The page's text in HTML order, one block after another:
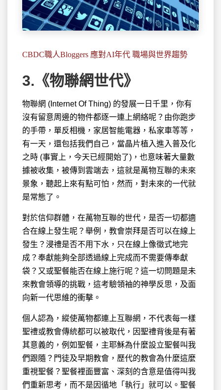
CBDC職人Bloggers 應對AI年代 職場與世界趨勢
3.《物聯網世代》
物聯網 (Internet Of Thing) 的發展一日千里，你有
沒有留意周邊的物件都逐一連上網絡呢？由你跑步
的手帶，單反相機，家居智能電器，私家車等等，
有一天，還包括我們自己，當晶片植入進入普及化
之時 (事實上，今天已經開始了)，也意味著大量數
據被收集，被傳到雲端去，這就是萬物互聯的未來
景象，聽起上來有點可怕，然而，對未來的一代就
是常態了。
對於信仰群體，在萬物互聯的世代，是否一切都適
合在線上發生呢？舉例，教會崇拜是否可以在線上
發生？浸禮是否不用下水，只在線上像徵式地完
成？奉獻能夠全部透過線上完成而不需要傳奉獻
袋？又或聖餐能否在線上施行呢？這一切問題是未
來教會領導的挑戰，這考驗領袖的神學反思，及面
向新一代思維的衝擊。
個人認為，縱使萬物都連上互聯網，不代表每一樣
聖禮或教會傳統都可以被取代，因聖禮背後是有著
其意義的，例如聖餐，主耶穌為什麼設立聖餐叫我
們跟隨？門徒及早期教會，歷代的教會為什麼這麼
重視聖餐？聖餐裡面豐富、深刻的含意是值得叫我
們重新思考，而不是因循地「執行」就可以。聖餐